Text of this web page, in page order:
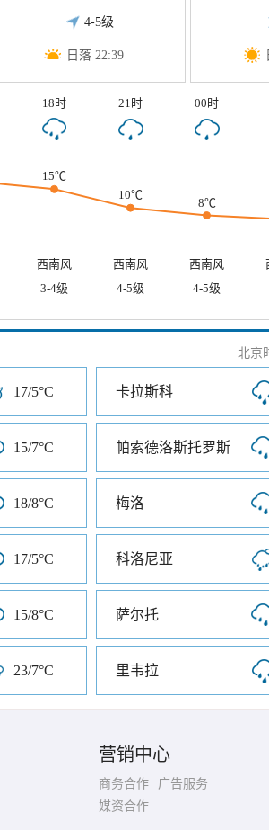
4-5级
日落 22:39
18时 21时 00时
15℃
10℃
8℃
西南风 西南风 西南风
3-4级 4-5级 4-5级
北京
17/5°C 卡拉斯科
15/7°C 帕索德洛斯托罗斯
18/8°C 梅洛
17/5°C 科洛尼亚
15/8°C 萨尔托
23/7°C 里韦拉
营销中心
商务合作
广告服务
媒资合作